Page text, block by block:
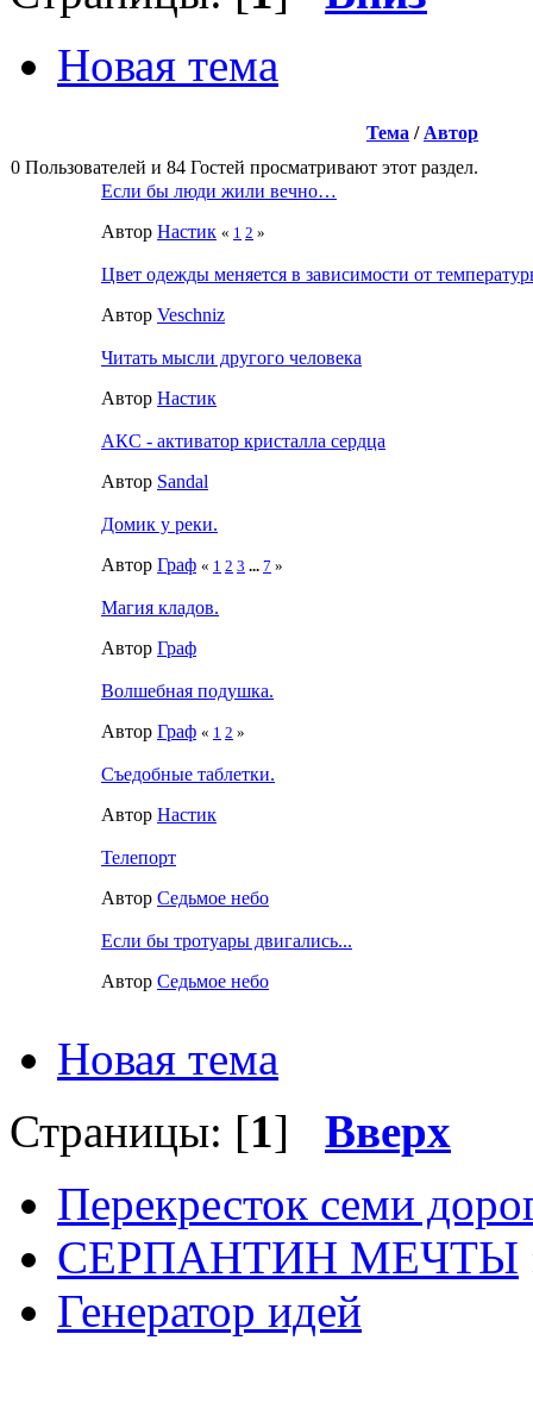
Новая тема
Тема / Автор
0 Пользователей и 84 Гостей просматривают этот раздел.
Если бы люди жили вечно…
Автор Настик « 1 2 »
Цвет одежды меняется в зависимости от
Автор Veschniz
Читать мысли другого человека
Автор Настик
АКС - активатор кристалла сердца
Автор Sandal
Домик у реки.
Автор Граф « 1 2 3 ... 7 »
Магия кладов.
Автор Граф
Волшебная подушка.
Автор Граф « 1 2 »
Съедобные таблетки.
Автор Настик
Телепорт
Автор Седьмое небо
Если бы тротуары двигались...
Автор Седьмое небо
Новая тема
Страницы: [1] Вверх
Перекресток семи
СЕРПАНТИН МЕЧТЫ
Генератор идей